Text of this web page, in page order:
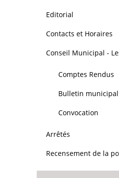
Editorial
Contacts et Horaires
Conseil Municipal -
Comptes Rendus
Bulletin municipal
Convocation
Arrêtés
Recensement de la